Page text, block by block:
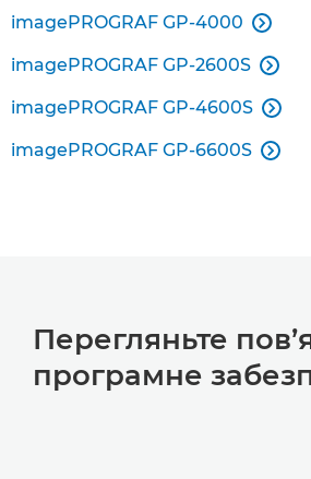
imagePROGRAF GP-4000 
imagePROGRAF GP-2600S 
imagePROGRAF GP-4600S 
imagePROGRAF GP-6600S 
Перегляньте
програмне